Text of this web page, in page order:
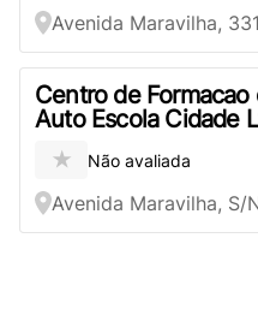
Avenida Maravilha, 331
Centro de
Auto Escola Cidade
★ Não avaliada
Avenida Maravilha, S/